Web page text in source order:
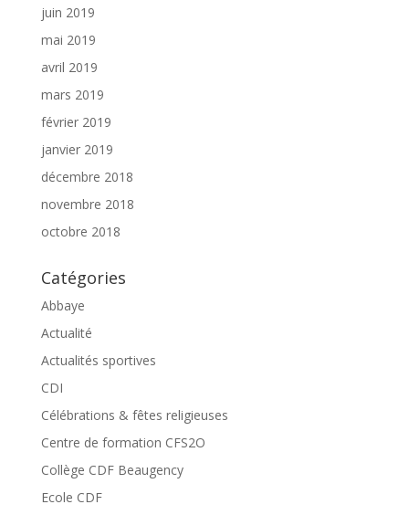
juin 2019
mai 2019
avril 2019
mars 2019
février 2019
janvier 2019
décembre 2018
novembre 2018
octobre 2018
Catégories
Abbaye
Actualité
Actualités sportives
CDI
Célébrations & fêtes religieuses
Centre de formation CFS2O
Collège CDF Beaugency
Ecole CDF